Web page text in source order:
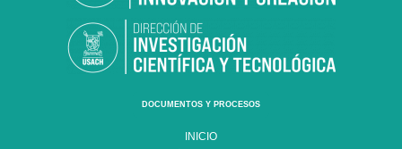
DOCUMENTOS Y PROCESOS
INICIO